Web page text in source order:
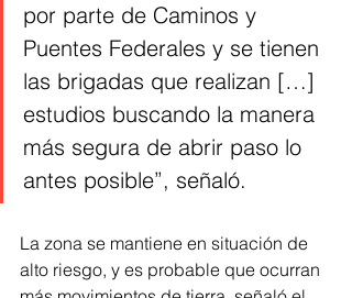
por parte de Caminos y
Puentes Federales y se tienen
las brigadas que realizan […]
estudios buscando la manera
más segura de abrir paso lo
antes posible”, señaló.
La zona se mantiene en situación de
alto riesgo, y es probable que ocurran